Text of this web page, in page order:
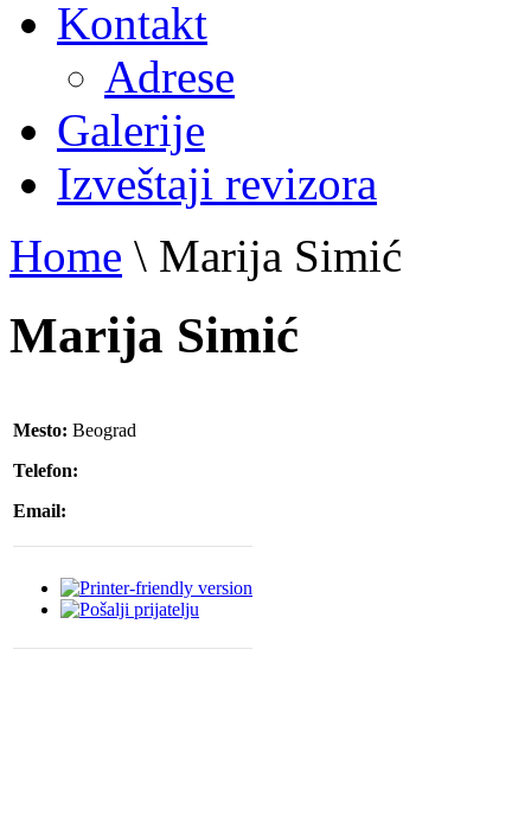
Kontakt
Adrese
Galerije
Izveštaji revizora
Home \ Marija Simić
Marija Simić
Mesto: Beograd
Telefon:
Email: